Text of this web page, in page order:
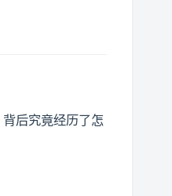
后究竟经历了怎